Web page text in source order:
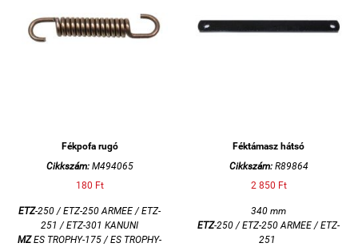
Fékpofa rugó
Cikkszám:M494065
180 Ft
ETZ-250 / ETZ-250 ARMEE / ETZ-
251 / ETZ-301 KANUNI
MZES TROPHY-175 / ES TROPHY-
Féktámasz hátsó
Cikkszám:R89864
2 850 Ft
340 mm
ETZ-250 / ETZ-250 ARMEE / ETZ-
251